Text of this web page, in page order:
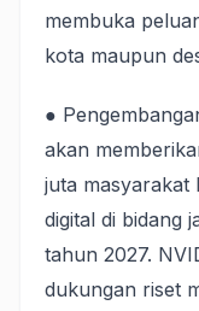
membuka
kota maupun
●
akan
juta masyarakat
digital di bidang
tahun 2027.
dukungan riset